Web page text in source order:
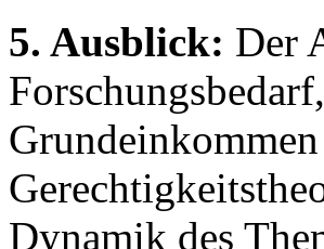
5. Ausblick: Der
Dynamik des